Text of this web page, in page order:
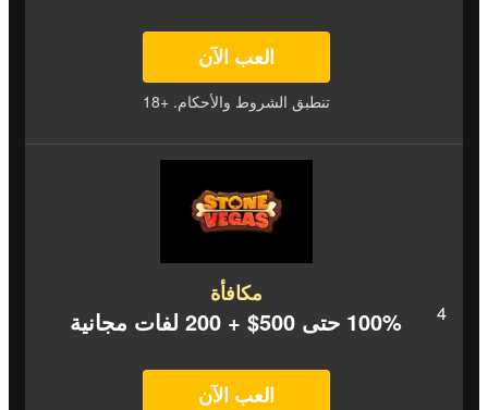
العب الآن
تنطبق الشروط والأحكام. +18
مكافأة
100% حتى 500$ + 200 لفات مجانية
العب الآن